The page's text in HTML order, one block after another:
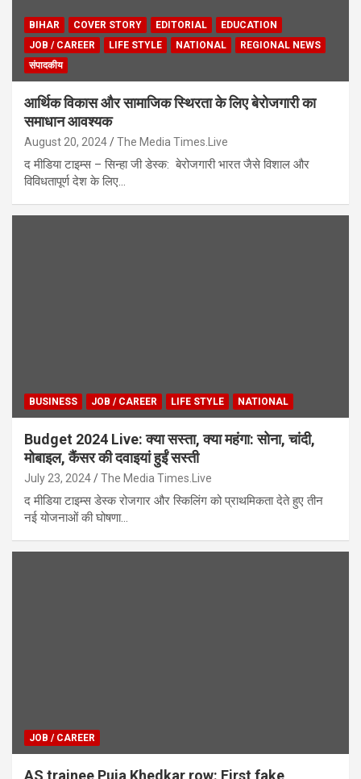
BIHAR COVER STORY EDITORIAL
EDUCATION
JOB / CAREER
LIFE STYLE NATIONAL
REGIONAL NEWS
संपादकीय
आर्थिक विकास और सामाजिक स्थिरता के लिए बेरोजगारी का
समाधान आवश्यक
August 20, 2024 The Media Times.Live
द मीडिया टाइम्स – सिन्हा जी डेस्क: बेरोजगारी भारत जैसे विशाल और
विविधतापूर्ण देश के लिए…
BUSINESS JOB / CAREER LIFE STYLE NATIONAL
Budget 2024 Live: क्या सस्ता, क्या महंगा: सोना, चांदी,
मोबाइल, कैंसर की दवाइयां हुईं सस्ती
July 23, 2024 The Media Times.Live
द मीडिया टाइम्स डेस्क रोजगार और स्किलिंग को प्राथमिकता देते हुए तीन
नई योजनाओं की घोषणा…
JOB / CAREER
AS trainee Puja Khedkar row: First fake